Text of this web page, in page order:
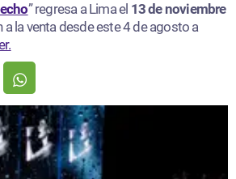
” regresa a Lima el 13 de noviembre
a la venta desde este 4 de agosto a